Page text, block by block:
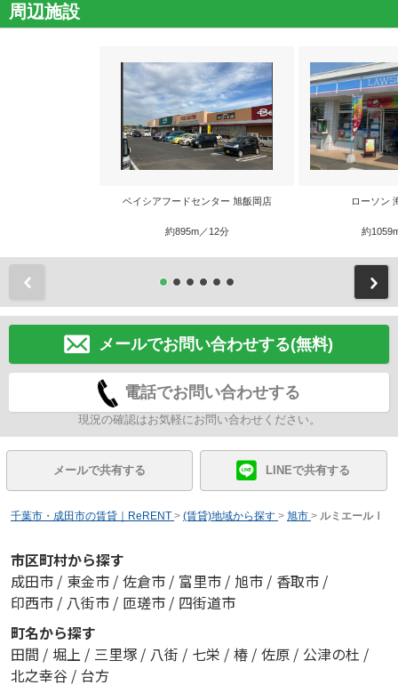
周辺施設
ベイシアフードセンター 旭飯岡店
約895m／12分
ローソン
約
メールでお問い合わせする(無料)
電話でお問い合わせする
現況の確認はお気軽にお問い合わせください。
メールで共有する LINEで共有する
千葉市・成田市の賃貸｜ReRENT > (賃貸)地域から探す > 旭市 > ルミエールⅠ
市区町村から探す
成田市 / 東金市 / 佐倉市 / 富里市 / 旭市 / 香取市 /
印西市 / 八街市 / 匝瑳市 / 四街道市
町名から探す
田間 / 堀上 / 三里塚 / 八街 / 七栄 / 椿 / 佐原 / 公津の杜 /
北之幸谷 / 台方